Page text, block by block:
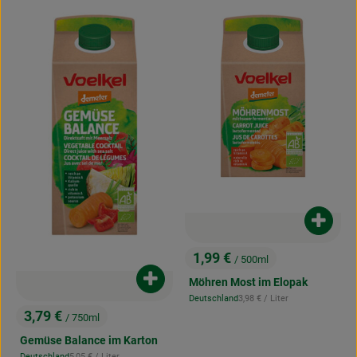
, Preis:
3,79 € / 750ml
Gemüse Balance im Karton
Produkt zum Warenkorb hinzufügen
, Preis:
1,99 € / 500ml
Möhren Most im Elopak
, Herkunft:
Deutschland, Referenzpreis:
3,98 € / Liter